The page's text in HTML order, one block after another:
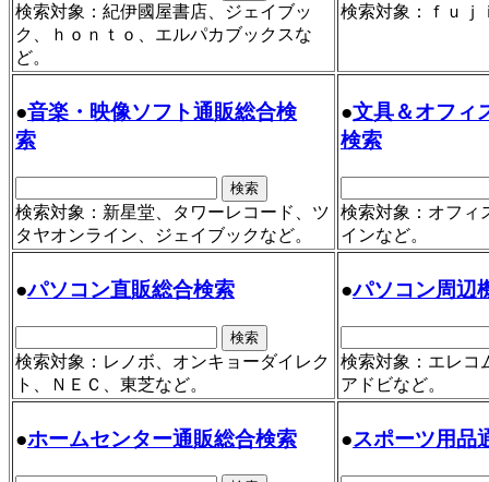
検索対象：紀伊國屋書店、ジェイブッ
ク、ｈｏｎｔｏ、エルパカブックスな
ど。
検索対象：ｆｕｊ
●音楽・映像ソフト通販総合検
索
検索対象：新星堂、タワーレコード、ツ
タヤオンライン、ジェイブックなど。
●文具＆オフィ
検索
検索対象：オフィ
インなど。
●パソコン直販総合検索
検索対象：レノボ、オンキョーダイレク
ト、ＮＥＣ、東芝など。
●パソコン周辺
検索対象：エレコ
アドビなど。
●ホームセンター通販総合検索 ●スポーツ用品